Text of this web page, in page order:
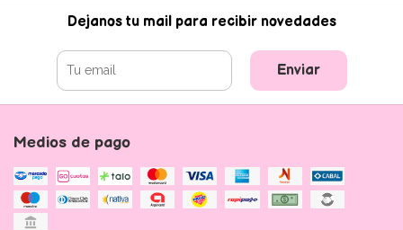
Dejanos tu mail para recibir novedades
Enviar
Medios de pago